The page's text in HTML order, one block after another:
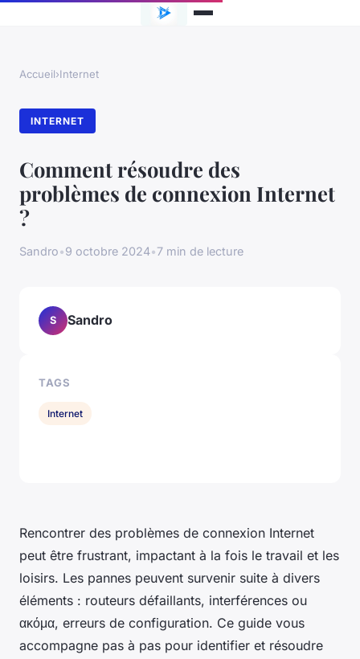
Accueil›Internet
INTERNET
Comment résoudre des
problèmes de connexion Internet
?
Sandro•9 octobre 2024•7 min de lecture
Rencontrer des problèmes de connexion Internet
peut être frustrant, impactant à la fois le travail et les
loisirs. Les pannes peuvent survenir suite à divers
éléments : routeurs défaillants, interférences ou
ακόμα, erreurs de configuration. Ce guide vous
accompagne pas à pas pour identifier et résoudre
S Sandro
TAGS
Internet